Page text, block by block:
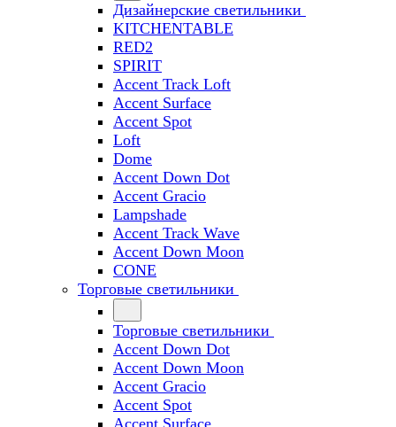
Дизайнерские светильники
KITCHENTABLE
RED2
SPIRIT
Accent Track Loft
Accent Surface
Accent Spot
Loft
Dome
Accent Down Dot
Accent Gracio
Lampshade
Accent Track Wave
Accent Down Moon
CONE
Торговые светильники
Торговые светильники
Accent Down Dot
Accent Down Moon
Accent Gracio
Accent Spot
Accent Surface